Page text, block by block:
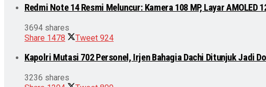
Redmi Note 14 Resmi Meluncur: Kamera 108 MP, Layar AMOLED
3694 shares
Share 1478 Tweet 924
Kapolri Mutasi 702 Personel, Irjen Bahagia Dachi Ditunjuk Jadi
3236 shares